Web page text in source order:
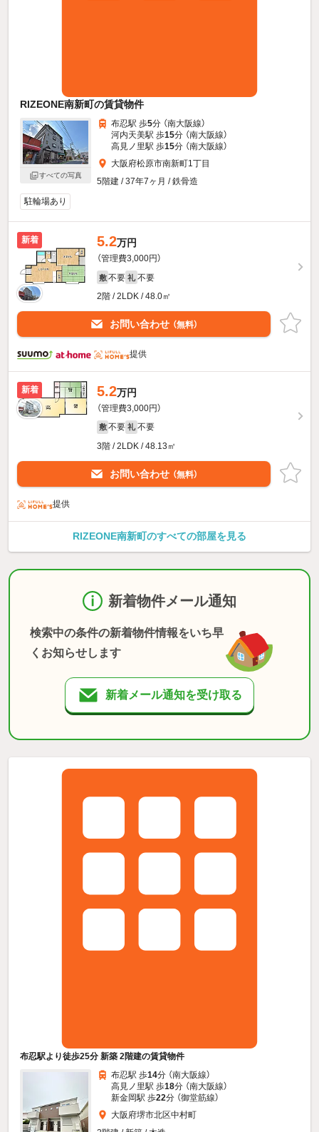
RIZEONE南新町の賃貸物件
すべての写真
布忍駅 歩5分 （南大阪線）
河内天美駅 歩15分 （南大阪線）
高見ノ里駅 歩15分 （南大阪線）
大阪府松原市南新町1丁目
5階建 / 37年7ヶ月 / 鉄骨造
駐輪場あり
新着 5.2万円
（管理費3,000円）
敷 不要 礼 不要
2階 / 2LDK / 48.0㎡
お問い合わせ （無料）
提供
新着 5.2万円
（管理費3,000円）
敷 不要 礼 不要
3階 / 2LDK / 48.13㎡
お問い合わせ （無料）
提供
RIZEONE南新町のすべての部屋を見る
新着物件メール通知
検索中の条件の新着物件情報をいち早
くお知らせします
新着メール通知を受け取る
布忍駅より徒歩25分 新築 2階建の賃貸物件
布忍駅 歩14分 （南大阪線）
高見ノ里駅 歩18分 （南大阪線）
新金岡駅 歩22分 （御堂筋線）
大阪府堺市北区中村町